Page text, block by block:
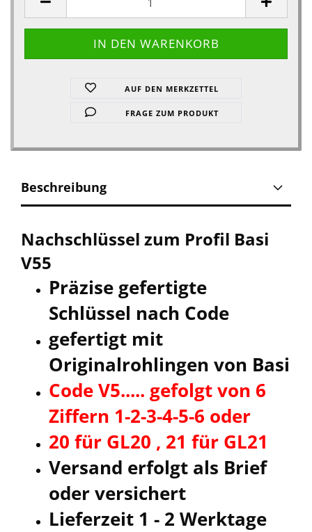
AUF DEN MERKZETTEL
FRAGE ZUM PRODUKT
Beschreibung
Nachschlüssel zum Profil Basi
V55
Präzise gefertigte
Schlüssel nach Code
gefertigt mit
Originalrohlingen von Basi
Code V5..... gefolgt von 6
Ziffern 1-2-3-4-5-6 oder
20 für GL20 , 21 für GL21
Versand erfolgt als Brief
oder versichert
Lieferzeit 1 - 2 Werktage